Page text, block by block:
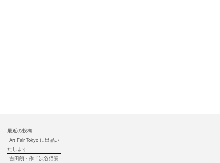
最近の投稿
Art Fair Tokyo に出品い
たします
吉田朗・作「渋谷猫張